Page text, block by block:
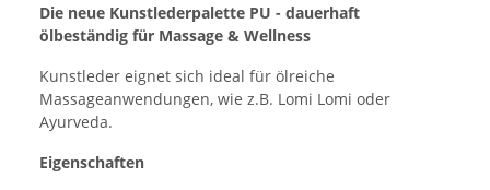
Die neue Kunstlederpalette PU - dauerhaft
ölbeständig für Massage & Wellness
Kunstleder eignet sich ideal für ölreiche
Massageanwendungen, wie z.B. Lomi Lomi oder
Ayurveda.
Eigenschaften